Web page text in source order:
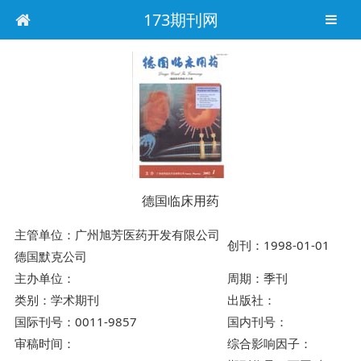
173期刊网
德国临床用药
主管单位：广州旭芳医药开发有限公司
德国默克公司
创刊：1998-01-01
主办单位：
周期：季刊
类别：学术期刊
出版社：
国际刊号：0011-9857
国内刊号：
审稿时间：
综合影响因子：